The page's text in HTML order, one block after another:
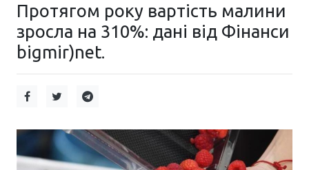
Протягом року вартість малини
зросла на 310%: дані від Фінанси
bigmir)net.